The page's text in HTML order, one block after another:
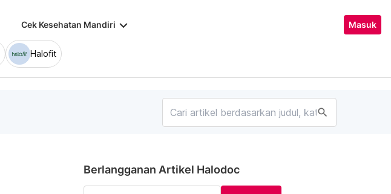
Cek Kesehatan Mandiri keyboard_arrow_down Masuk
Halofit
search
Berlangganan Artikel Halodoc